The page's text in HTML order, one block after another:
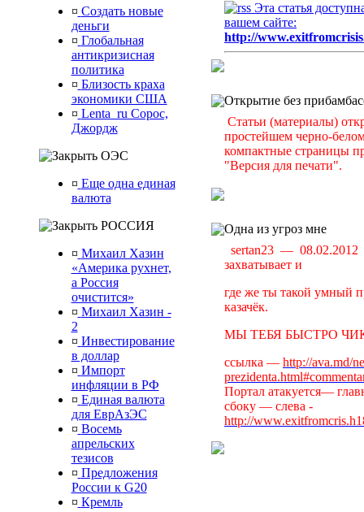
¤ Создать новые
деньги
¤ Глобальная
антикризисная
политика
¤ Близость краха
экономики США
¤ Lenta_ru Сорос,
Джордж
ОЭС
¤ Еще одна единая
валюта
РОССИЯ
¤ Михаил Хазин
«Америка рухнет,
а Россия
очистится»
¤ Михаил Хазин -
2
¤ Инвестирование
в доллар
¤ Импорт
инфляции в РФ
¤ Единая валюта
для ЕврАзЭС
¤ Восемь
апрельских
тезисов
¤ Предложения
России к G20
¤ Кремль
Эта статья
вашем сайте:
http://
Открытие без
Статьи (материалы)
простейшем черно-
компактные страницы
"Версия для печати".
Одна из угроз мне
sertan23 —
захватывает и
где же ты такой умный
казачёк.
МЫ ТЕБЯ БЫСТРО
ссылка — http://ava.md/
Портал атакуется—
сбоку — слева -
http://